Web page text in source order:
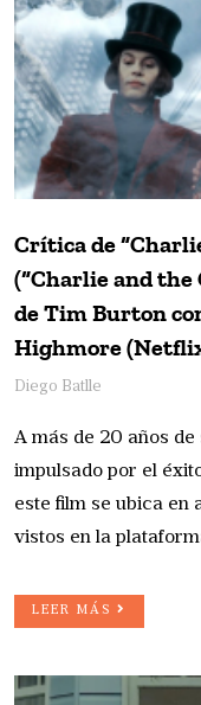
Crítica de
(“Charlie and the
de Tim Burton
Highmore
Diego Batlle
A más de 20 años
impulsado por el
este film se ubica en
vistos en la
LEER MÁS